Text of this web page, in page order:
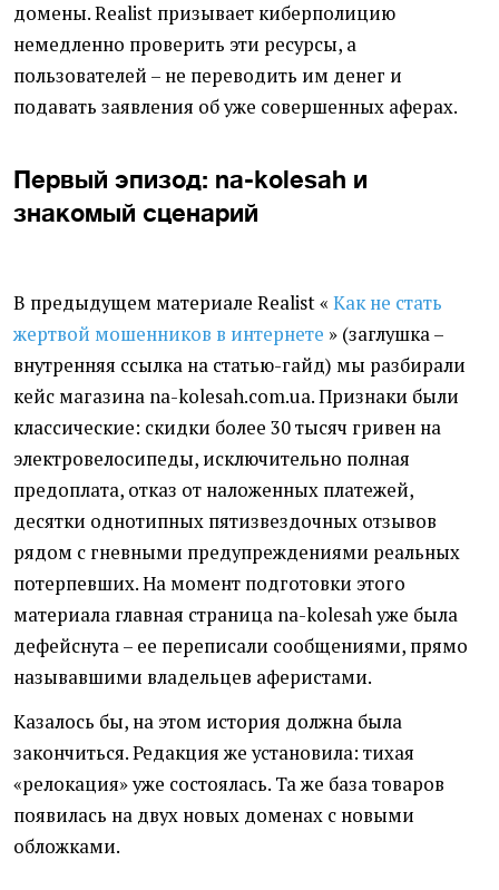
домены. Realist призывает киберполицию
немедленно проверить эти ресурсы, а
пользователей – не переводить им денег и
подавать заявления об уже совершенных аферах.
Первый эпизод: na-kolesah и
знакомый сценарий
В предыдущем материале Realist « Как не стать
жертвой мошенников в интернете » (заглушка –
внутренняя ссылка на статью-гайд) мы разбирали
кейс магазина na-kolesah.com.ua. Признаки были
классические: скидки более 30 тысяч гривен на
электровелосипеды, исключительно полная
предоплата, отказ от наложенных платежей,
десятки однотипных пятизвездочных отзывов
рядом с гневными предупреждениями реальных
потерпевших. На момент подготовки этого
материала главная страница na-kolesah уже была
дефейснута – ее переписали сообщениями, прямо
называвшими владельцев аферистами.
Казалось бы, на этом история должна была
закончиться. Редакция же установила: тихая
«релокация» уже состоялась. Та же база товаров
появилась на двух новых доменах с новыми
обложками.